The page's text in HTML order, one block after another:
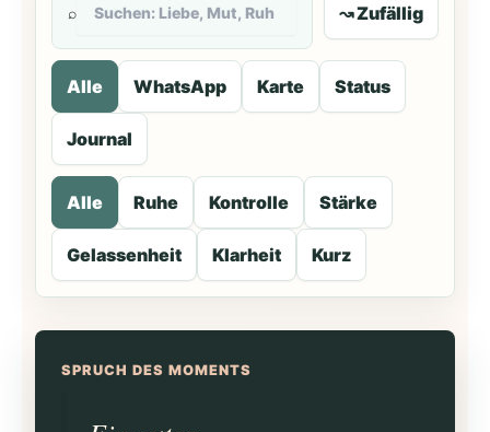
⌕ ↝ Zufällig
Alle WhatsApp Karte Status
Journal
Alle Ruhe Kontrolle Stärke
Gelassenheit Klarheit Kurz
SPRUCH DES MOMENTS